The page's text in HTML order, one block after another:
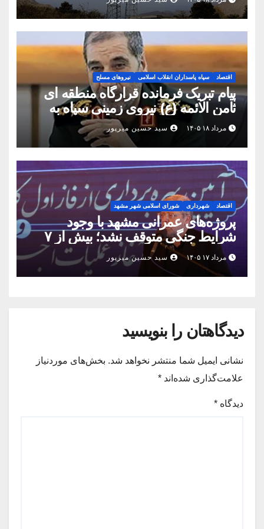
متصل شدند
اقتصاد سپاه پاسداران انقلاب اسلامی نیروهای مسلح
پیام تبریک فرمانده قرارگاه منطقه ای
ثامن الائمه (ع) نیروی زمینی سپاه به
مناسبت روز خبرنگار
مرداد ۱۸ ۱۴۰۵ سید حسین میرپور
اقتصاد شهرداری شورای اسلامی شهر مشهد
پروژه‌های عمرانی مشهد با وجود
شرایط جنگی متوقف نشد؛ بیش از ۷
همت پروژه در ۱۶۰ روز به بهره‌برداری
رسید
مرداد ۱۷ ۱۴۰۵ سید حسین میرپور
دیدگاهتان را بنویسید
نشانی ایمیل شما منتشر نخواهد شد. بخش‌های موردنیاز
علامت‌گذاری شده‌اند *
دیدگاه *